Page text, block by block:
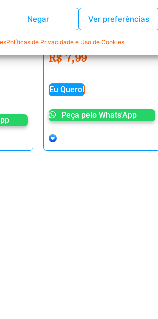
Negar Ver preferências
Políticas de Privacidade e Uso de Cookies
Prudência – Padre
Francisco Faus
Valor sugerido
R$7,99
Eu Quero!
Peça pelo Whats'App